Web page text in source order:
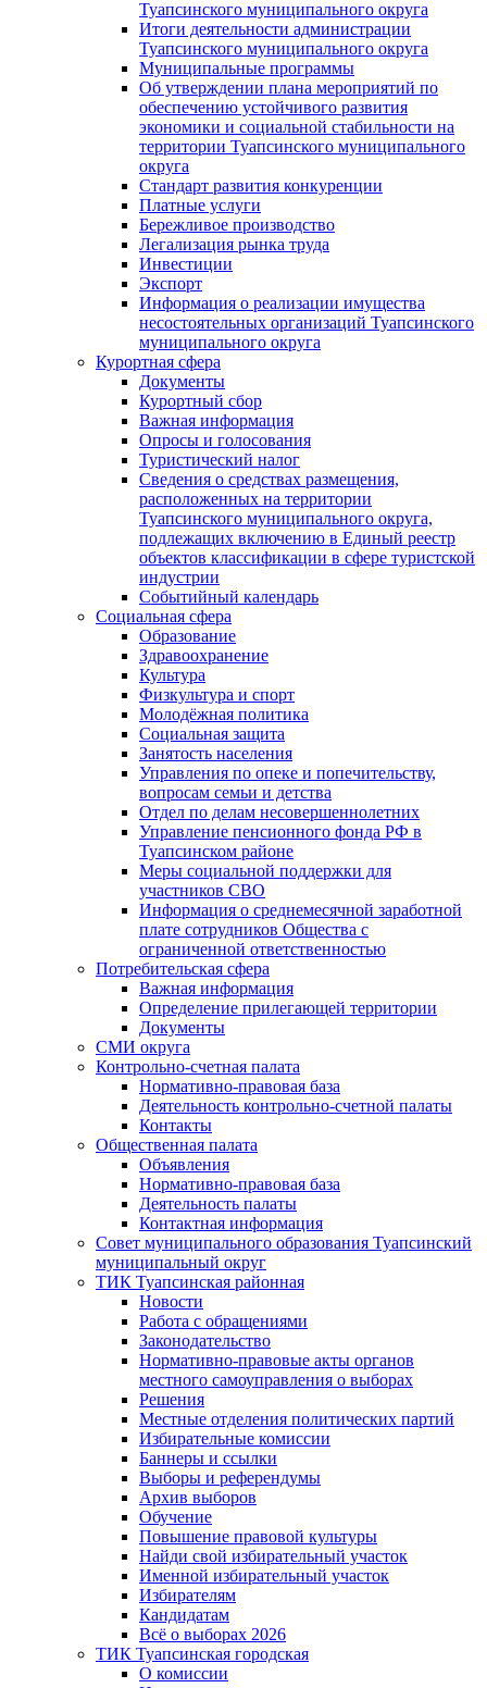
Туапсинского муниципального округа
Итоги деятельности администрации
Туапсинского муниципального округа
Муниципальные программы
Об утверждении плана мероприятий по
обеспечению устойчивого развития
экономики и социальной стабильности на
территории Туапсинского муниципального
округа
Стандарт развития конкуренции
Платные услуги
Бережливое производство
Легализация рынка труда
Инвестиции
Экспорт
Информация о реализации имущества
несостоятельных организаций Туапсинского
муниципального округа
Курортная сфера
Документы
Курортный сбор
Важная информация
Опросы и голосования
Туристический налог
Сведения о средствах размещения,
расположенных на территории
Туапсинского муниципального округа,
подлежащих включению в Единый реестр
объектов классификации в сфере туристской
индустрии
Событийный календарь
Социальная сфера
Образование
Здравоохранение
Культура
Физкультура и спорт
Молодёжная политика
Социальная защита
Занятость населения
Управления по опеке и попечительству,
вопросам семьи и детства
Отдел по делам несовершеннолетних
Управление пенсионного фонда РФ в
Туапсинском районе
Меры социальной поддержки для
участников СВО
Информация о среднемесячной заработной
плате сотрудников Общества с
ограниченной ответственностью
Потребительская сфера
Важная информация
Определение прилегающей территории
Документы
СМИ округа
Контрольно-счетная палата
Нормативно-правовая база
Деятельность контрольно-счетной палаты
Контакты
Общественная палата
Объявления
Нормативно-правовая база
Деятельность палаты
Контактная информация
Совет муниципального образования Туапсинский
муниципальный округ
ТИК Туапсинская районная
Новости
Работа с обращениями
Законодательство
Нормативно-правовые акты органов
местного самоуправления о выборах
Решения
Местные отделения политических партий
Избирательные комиссии
Баннеры и ссылки
Выборы и референдумы
Архив выборов
Обучение
Повышение правовой культуры
Найди свой избирательный участок
Именной избирательный участок
Избирателям
Кандидатам
Всё о выборах 2026
ТИК Туапсинская городская
О комиссии